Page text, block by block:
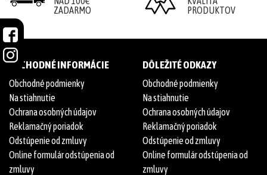
ZADARMO
PRODUKTOV
OBCHODNÉ INFORMÁCIE
Obchodné podmienky
Na stiahnutie
Ochrana osobných údajov
Reklamačný poriadok
Odstúpenie od zmluvy
Online formulár odstúpenia od
zmluvy
DÔLEŽITÉ ODKAZY
Obchodné podmienky
Na stiahnutie
Ochrana osobných údajov
Reklamačný poriadok
Odstúpenie od zmluvy
Online formulár odstúpenia od
zmluvy